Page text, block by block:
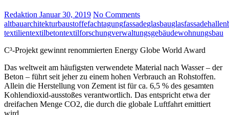
Redaktion Januar 30, 2019 No Comments
altbauarchitekturbaustoffefachtagungfassadeglasbauglasfassade
textilientextilbetontextilforschungverwaltungsgebäudewohnungsbau
C³-Projekt gewinnt renommierten Energy Globe World Award
Das weltweit am häufigsten verwendete Material nach Wasser – der
Beton – führt seit jeher zu einem hohen Verbrauch an Rohstoffen.
Allein die Herstellung von Zement ist für ca. 6,5 % des gesamten
Kohlendioxid-ausstoßes verantwortlich. Das entspricht etwa der
dreifachen Menge CO2, die durch die globale Luftfahrt emittiert
wird.